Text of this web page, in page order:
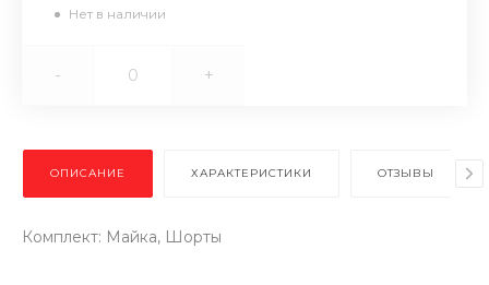
Нет в наличии
- +
ОПИСАНИЕ ХАРАКТЕРИСТИКИ ОТЗЫВЫ
Комплект: Майка, Шорты